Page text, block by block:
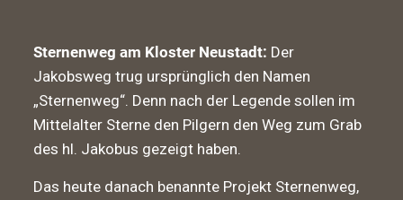
Sternenweg am Kloster Neustadt: Der
Jakobsweg trug ursprünglich den Namen
„Sternenweg“. Denn nach der Legende sollen im
Mittelalter Sterne den Pilgern den Weg zum Grab
des hl. Jakobus gezeigt haben.
Das heute danach benannte Projekt Sternenweg,